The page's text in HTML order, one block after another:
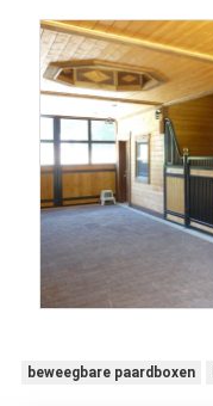
beweegbare paardboxen